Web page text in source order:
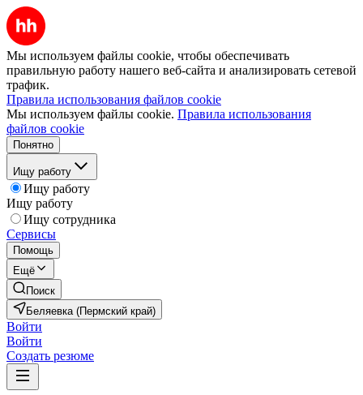
Мы используем файлы cookie, чтобы обеспечивать
правильную работу нашего веб-сайта и анализировать сетевой
трафик.
Правила использования файлов cookie
Мы используем файлы cookie. Правила использования
файлов cookie
Понятно
Ищу работу
Ищу работу
Ищу работу
Ищу сотрудника
Сервисы
Помощь
Ещё
Поиск
Беляевка (Пермский край)
Войти
Войти
Создать резюме